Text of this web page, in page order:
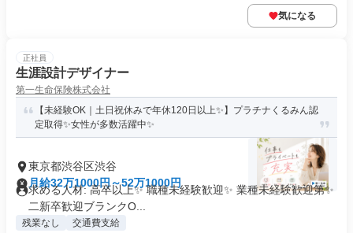
気になる
正社員
生涯設計デザイナー
第一生命保険株式会社
【未経験OK｜土日祝休みで年休120日以上✨】プラチナくるみん認
定取得✨女性が多数活躍中✨
東京都渋谷区渋谷
月給32万1000円～52万1000円
求める人材: 高卒以上✨ 職種未経験歓迎✨ 業種未経験歓迎第✨
二新卒歓迎ブランクO...
残業なし 交通費支給